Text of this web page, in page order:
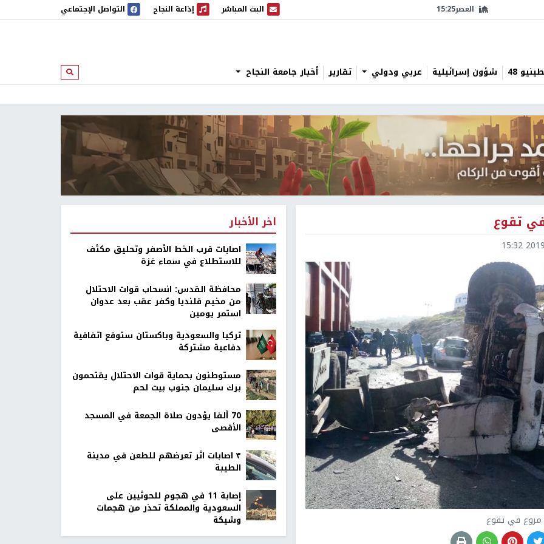
العصر15:25 البث المباشر
البث المباشر إذاعة النجاح
إذاعة النجاح التواصل الإجتماعي
48 شؤون إسرائيلية عربي ودولي تقارير أخبار جامعة النجاح ابحث
تقوع
2019-
في تقوع
اخر الأخبار
اصابات قرب الخط الأصفر وتحليق مكثف
للاستطلاع في سماء غزة
محافظة القدس: انسحاب قوات الاحتلال
من مخيم قلنديا وكفر عقب بعد عدوان
استمر يومين
تركيا والسعودية وباكستان ستوقع اتفاقية
دفاعية مشتركة
مستوطنون بحماية قوات الاحتلال يقتحمون
برك سليمان جنوب بيت لحم
70 ألفا يؤدون صلاة الجمعة في المسجد
الأقصى
٣ اصابات اثر تعرضهم للطعن في مدينة
الطيبة
إصابة 11 في هجوم للحوثيين على
السعودية والمملكة تحذر من هجمات
وشيكة